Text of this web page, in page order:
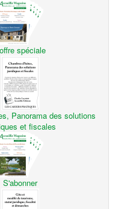
spéciale
Panorama des solutions
et fiscales
S'abonner